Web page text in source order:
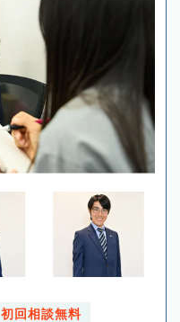
初回相談無料